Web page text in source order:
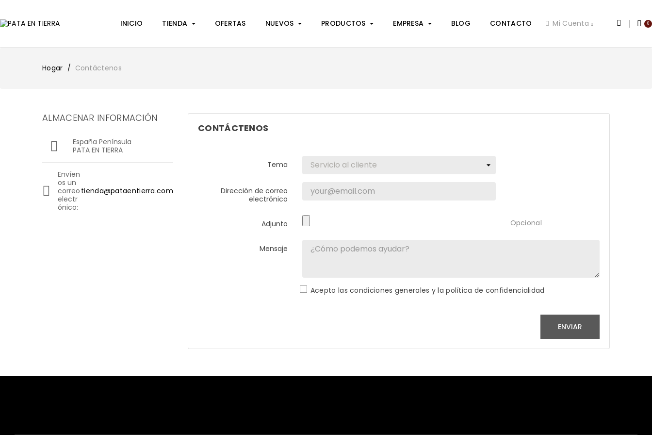
INICIO TIENDA OFERTAS NUEVOS PRODUCTOS EMPRESA BLOG CONTACTO 0
Mi Cuenta
Hogar Contáctenos
ALMACENAR INFORMACIÓN

España Península
PATA EN TIERRA

Envíen
os un
correo
electr
ónico:
tienda@pataentierra.com
CONTÁCTENOS
Tema
Dirección de correo
electrónico
Adjunto Opcional
Mensaje
Acepto las condiciones generales y la política de confidencialidad